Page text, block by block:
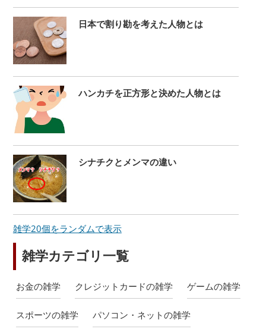
日本で割り勘を考えた人物とは
ハンカチを正方形と決めた人物とは
シナチクとメンマの違い
雑学20個をランダムで表示
雑学カテゴリ一覧
お金の雑学 クレジットカードの雑学 ゲームの雑学
スポーツの雑学 パソコン・ネットの雑学